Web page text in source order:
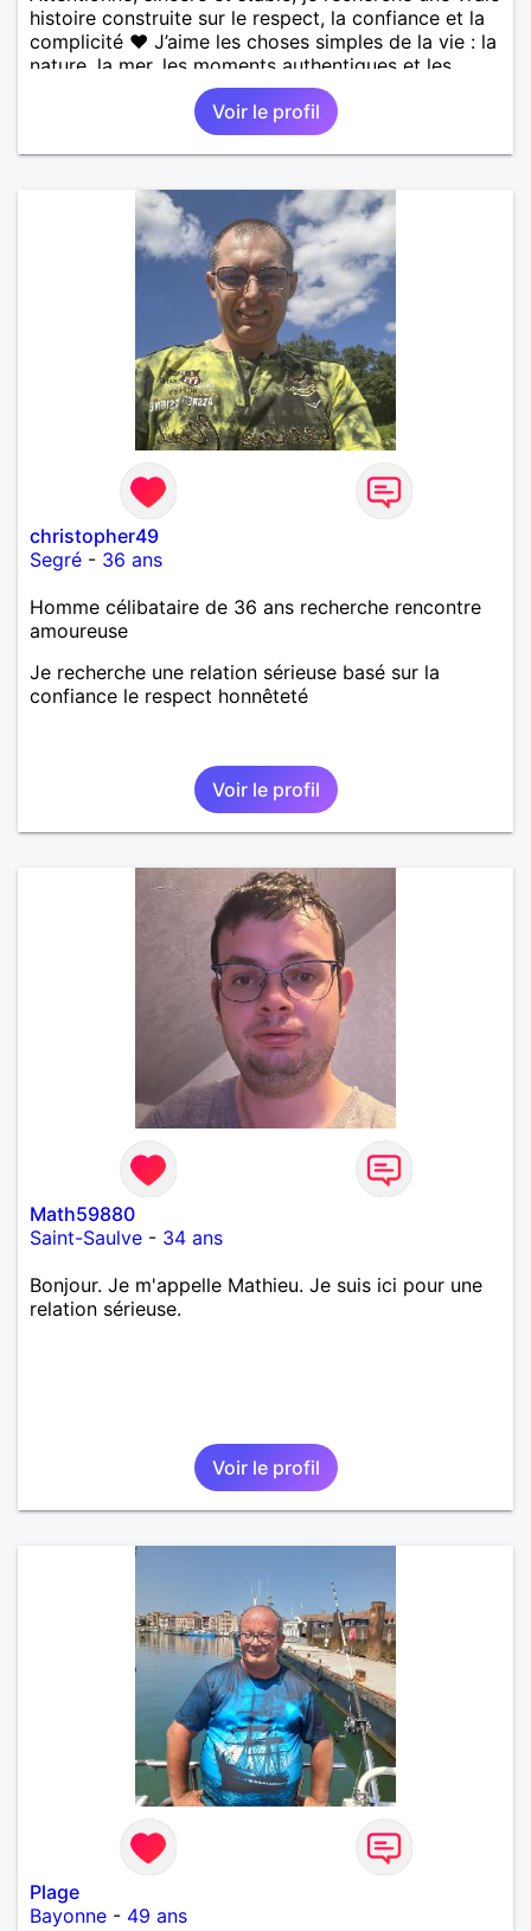
histoire construite sur le respect, la confiance et la
complicité ❤️ J’aime les choses simples de la vie : la
nature, la mer, les moments authentiques et les
personnes au grand cœur 🌊🌿 Très câlin et
affectueux, j’adore les petits moments de tendresse
et les calinous réguliers 😊❤️ La solitude finit parfois
par peser, alors si tu es en Nouvelle-Calédonie et
temps de discuter… et laissons l’avenir nous guider
Voir le profil
christopher49
Segré - 36 ans
Homme célibataire de 36 ans recherche rencontre
amoureuse
Je recherche une relation sérieuse basé sur la
confiance le respect honnêteté
Voir le profil
Math59880
Saint-Saulve - 34 ans
Bonjour. Je m'appelle Mathieu. Je suis ici pour une
relation sérieuse.
Voir le profil
Plage
Bayonne - 49 ans